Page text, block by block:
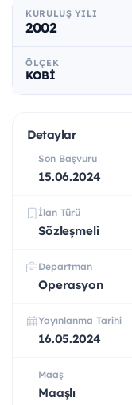
KURULUŞ YILI
2002
ÖLÇEK
KOBİ
Detaylar
Son Başvuru
15.06.2024
İlan Türü
Sözleşmeli
Departman
Operasyon
Yayınlanma Tarihi
16.05.2024
Maaş
Maaşlı